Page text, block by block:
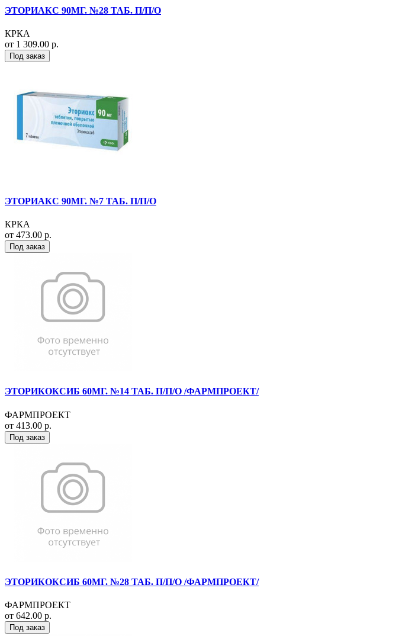
ЭТОРИАКС 90МГ. №28 ТАБ. П/П/О
КРКА
от 1 309.00 р.
Под заказ
ЭТОРИАКС 90МГ. №7 ТАБ. П/П/О
КРКА
от 473.00 р.
Под заказ
ЭТОРИКОКСИБ 60МГ. №14 ТАБ. П/П/О /ФАРМПРОЕКТ/
ФАРМПРОЕКТ
от 413.00 р.
Под заказ
ЭТОРИКОКСИБ 60МГ. №28 ТАБ. П/П/О /ФАРМПРОЕКТ/
ФАРМПРОЕКТ
от 642.00 р.
Под заказ